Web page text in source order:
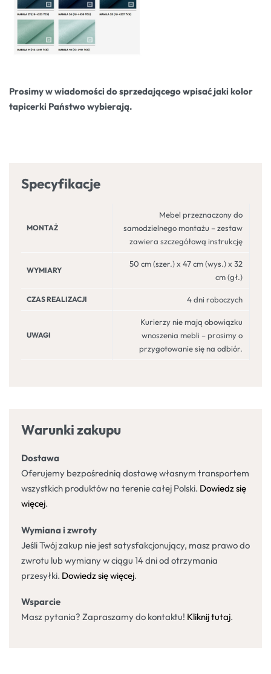
Prosimy w wiadomości do sprzedającego wpisać jaki kolor
tapicerki Państwo wybierają.
Specyfikacje
MONTAŻ
Mebel przeznaczony do
samodzielnego montażu – zestaw
zawiera szczegółową instrukcję
WYMIARY
50 cm (szer.) x 47 cm (wys.) x 32
cm (gł.)
CZAS REALIZACJI 4 dni roboczych
UWAGI
Kurierzy nie mają obowiązku
wnoszenia mebli – prosimy o
przygotowanie się na odbiór.
Warunki zakupu
Dostawa
Oferujemy bezpośrednią dostawę własnym transportem
wszystkich produktów na terenie całej Polski. Dowiedz się
więcej.
Wymiana i zwroty
Jeśli Twój zakup nie jest satysfakcjonujący, masz prawo do
zwrotu lub wymiany w ciągu 14 dni od otrzymania
przesyłki. Dowiedz się więcej.
Wsparcie
Masz pytania? Zapraszamy do kontaktu! Kliknij tutaj.